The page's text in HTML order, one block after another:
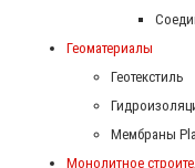
Геоматериалы
Геотекстиль
Мембраны
Монолитное